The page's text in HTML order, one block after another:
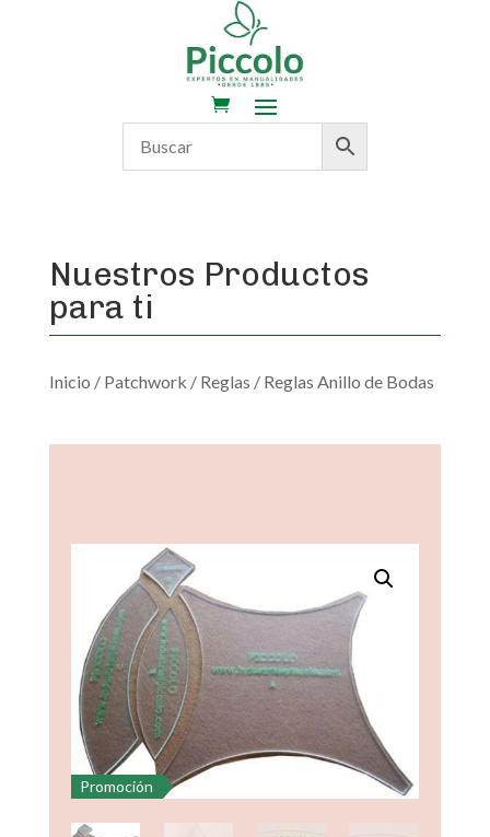
Nuestros Productos
para ti
Inicio / Patchwork / Reglas / Reglas Anillo de Bodas
Promoción